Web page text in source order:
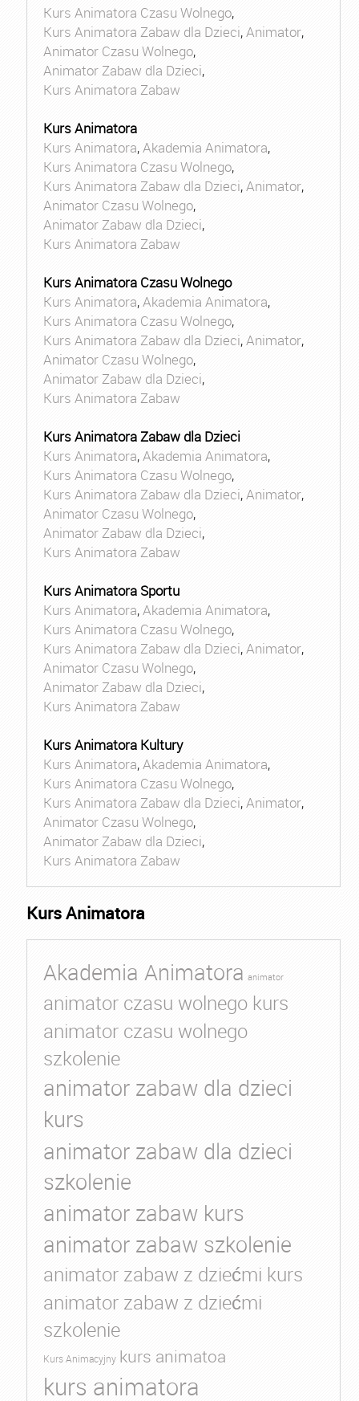
Kurs Animatora Czasu Wolnego,
Kurs Animatora Zabaw dla Dzieci,Animator,
Animator Czasu Wolnego,
Animator Zabaw dla Dzieci,
Kurs Animatora Zabaw
Kurs Animatora
Kurs Animatora,Akademia Animatora,
Kurs Animatora Czasu Wolnego,
Kurs Animatora Zabaw dla Dzieci,Animator,
Animator Czasu Wolnego,
Animator Zabaw dla Dzieci,
Kurs Animatora Zabaw
Kurs Animatora Czasu Wolnego
Kurs Animatora,Akademia Animatora,
Kurs Animatora Czasu Wolnego,
Kurs Animatora Zabaw dla Dzieci,Animator,
Animator Czasu Wolnego,
Animator Zabaw dla Dzieci,
Kurs Animatora Zabaw
Kurs Animatora Zabaw dla Dzieci
Kurs Animatora,Akademia Animatora,
Kurs Animatora Czasu Wolnego,
Kurs Animatora Zabaw dla Dzieci,Animator,
Animator Czasu Wolnego,
Animator Zabaw dla Dzieci,
Kurs Animatora Zabaw
Kurs Animatora Sportu
Kurs Animatora,Akademia Animatora,
Kurs Animatora Czasu Wolnego,
Kurs Animatora Zabaw dla Dzieci,Animator,
Animator Czasu Wolnego,
Animator Zabaw dla Dzieci,
Kurs Animatora Zabaw
Kurs Animatora Kultury
Kurs Animatora,Akademia Animatora,
Kurs Animatora Czasu Wolnego,
Kurs Animatora Zabaw dla Dzieci,Animator,
Animator Czasu Wolnego,
Animator Zabaw dla Dzieci,
Kurs Animatora Zabaw
Kurs Animatora
Akademia Animatora animator
animator czasu wolnego kurs
animator czasu wolnego
szkolenie
animator zabaw dla dzieci
kurs
animator zabaw dla dzieci
szkolenie
animator zabaw kurs
animator zabaw szkolenie
animator zabaw z dziećmi kurs
animator zabaw z dziećmi
szkolenie
Kurs Animacyjny kurs animatoa
kurs animatora